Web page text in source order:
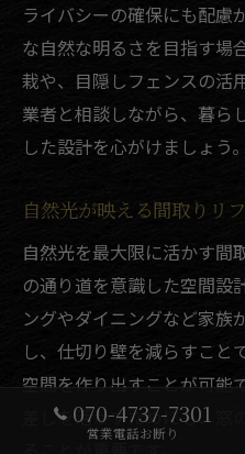
ライバシーの確保にも配慮
な自然な明るさを目指す場
栽や、目隠しフェンスの活
業者と相談しながら、暮ら
した設計を心がけましょう。
自然光が映える間取りリ
自然光を最大限に活かす間
の通り道を意識した空間設
ングやダイニングなど家族
し、仕切り壁を減らすこと
空間を作り出すことが可能
差しを活かすためにも、窓
070-4737-7301
営業電話お断り